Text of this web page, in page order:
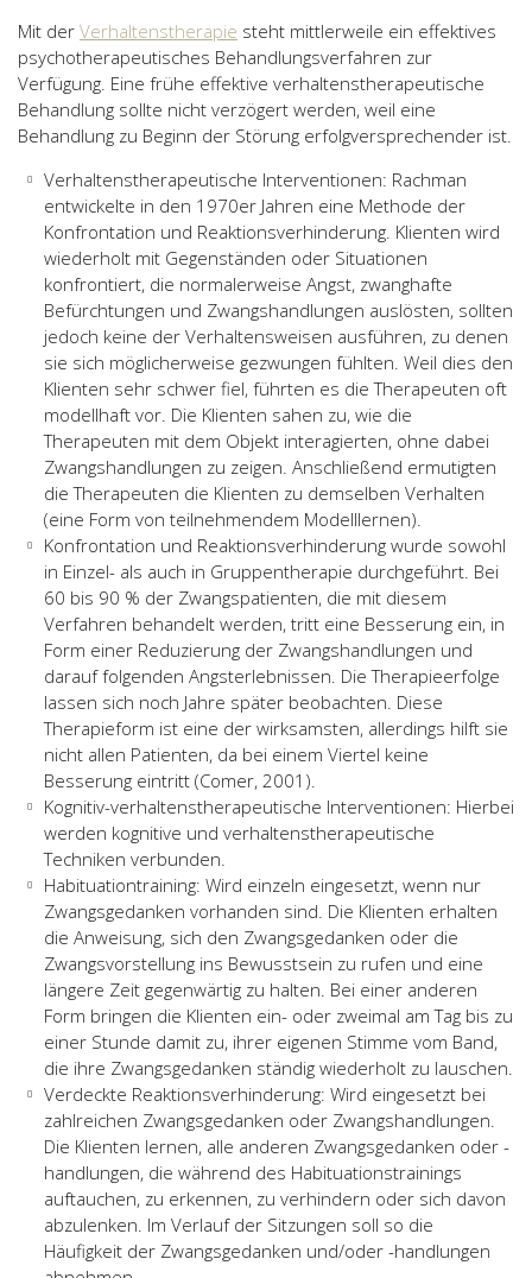
Mit der Verhaltenstherapie steht mittlerweile ein effektives
psychotherapeutisches Behandlungsverfahren zur
Verfügung. Eine frühe effektive verhaltenstherapeutische
Behandlung sollte nicht verzögert werden, weil eine
Behandlung zu Beginn der Störung erfolgversprechender ist.
Verhaltenstherapeutische Interventionen: Rachman
entwickelte in den 1970er Jahren eine Methode der
Konfrontation und Reaktionsverhinderung. Klienten wird
wiederholt mit Gegenständen oder Situationen
konfrontiert, die normalerweise Angst, zwanghafte
Befürchtungen und Zwangshandlungen auslösten, sollten
jedoch keine der Verhaltensweisen ausführen, zu denen
sie sich möglicherweise gezwungen fühlten. Weil dies den
Klienten sehr schwer fiel, führten es die Therapeuten oft
modellhaft vor. Die Klienten sahen zu, wie die
Therapeuten mit dem Objekt interagierten, ohne dabei
Zwangshandlungen zu zeigen. Anschließend ermutigten
die Therapeuten die Klienten zu demselben Verhalten
(eine Form von teilnehmendem Modelllernen).
Konfrontation und Reaktionsverhinderung wurde sowohl
in Einzel- als auch in Gruppentherapie durchgeführt. Bei
60 bis 90 % der Zwangspatienten, die mit diesem
Verfahren behandelt werden, tritt eine Besserung ein, in
Form einer Reduzierung der Zwangshandlungen und
darauf folgenden Angsterlebnissen. Die Therapieerfolge
lassen sich noch Jahre später beobachten. Diese
Therapieform ist eine der wirksamsten, allerdings hilft sie
nicht allen Patienten, da bei einem Viertel keine
Besserung eintritt (Comer, 2001).
Kognitiv-verhaltenstherapeutische Interventionen: Hierbei
werden kognitive und verhaltenstherapeutische
Techniken verbunden.
Habituationtraining: Wird einzeln eingesetzt, wenn nur
Zwangsgedanken vorhanden sind. Die Klienten erhalten
die Anweisung, sich den Zwangsgedanken oder die
Zwangsvorstellung ins Bewusstsein zu rufen und eine
längere Zeit gegenwärtig zu halten. Bei einer anderen
Form bringen die Klienten ein- oder zweimal am Tag bis zu
einer Stunde damit zu, ihrer eigenen Stimme vom Band,
die ihre Zwangsgedanken ständig wiederholt zu lauschen.
Verdeckte Reaktionsverhinderung: Wird eingesetzt bei
zahlreichen Zwangsgedanken oder Zwangshandlungen.
Die Klienten lernen, alle anderen Zwangsgedanken oder -
handlungen, die während des Habituationstrainings
auftauchen, zu erkennen, zu verhindern oder sich davon
abzulenken. Im Verlauf der Sitzungen soll so die
Häufigkeit der Zwangsgedanken und/oder -handlungen